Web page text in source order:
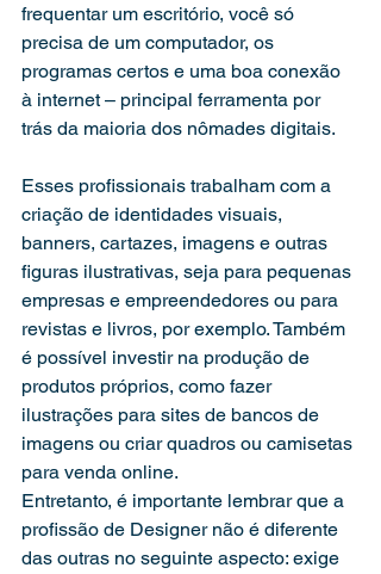
frequentar um escritório, você só
precisa de um computador, os
programas certos e uma boa conexão
à internet – principal ferramenta por
trás da maioria dos nômades digitais.
Esses profissionais trabalham com a
criação de identidades visuais,
banners, cartazes, imagens e outras
figuras ilustrativas, seja para pequenas
empresas e empreendedores ou para
revistas e livros, por exemplo. Também
é possível investir na produção de
produtos próprios, como fazer
ilustrações para sites de bancos de
imagens ou criar quadros ou camisetas
para venda online.
Entretanto, é importante lembrar que a
profissão de Designer não é diferente
das outras no seguinte aspecto: exige